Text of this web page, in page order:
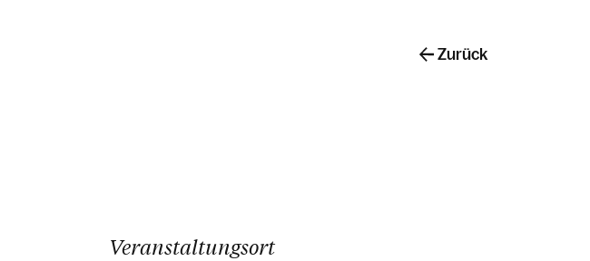
Zurück
Veranstaltungsort